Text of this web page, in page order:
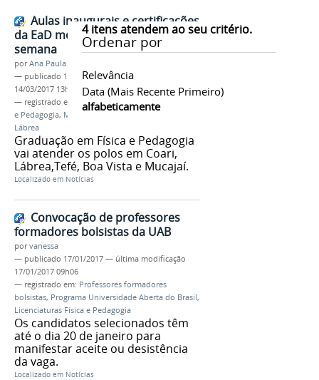
4itens atendem ao seu critério.
Ordenar por
Relevância
Data (mais Recente Primeiro)
alfabeticamente
Aulas inaugurais e certificações
da EaD movimentam fim de
semana
porAna Paula Batista
— publicado 13/03/2017—última modificação
14/03/2017 13h30
— registrado em:
EaD, PROEN
Licenciaturas Física
e Pedagogia, Mucajaí
Lábrea
Graduação em Física e Pedagogia
vai atender os polos em Coari,
Lábrea,Tefé, Boa Vista e Mucajaí.
Localizado em Notícias
Convocação de professores
formadores bolsistas da UAB
porvanessa
— publicado 17/01/2017 — última modificação
17/01/2017 09h06
— registrado em: Professores formadores
bolsistas, Programa Universidade Aberta do Brasil,
Licenciaturas Física e Pedagogia
Os candidatos selecionados têm
até o dia 20 de janeiro para
manifestar aceite ou desistência
da vaga.
Localizado em Notícias